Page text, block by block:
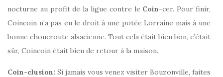
nocturne au profit de la ligue contre le Coin-cer. Pour finir,
Coincoin n’a pas eu le droit à une potée Lorraine mais à une
bonne choucroute alsacienne. Tout cela était bien bon, c’était
sûr, Coincoin était bien de retour à la maison.
Coin-clusion: Si jamais vous venez visiter Bouzonville, faites